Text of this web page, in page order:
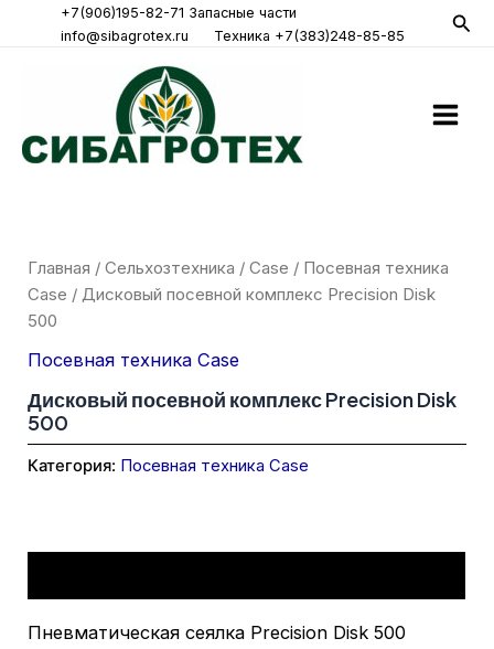
Перейти+7(906)195-82-71 Запасные части
info@sibagrotex.ru
Техника +7(383)248-85-85
Главная /Сельхозтехника /Case / Посевная техника
Case / Дисковый посевной комплекс Precision Disk
500
Посевная техника Case
Дисковый посевной комплекс Precision Disk
500
Категория: Посевная техника Case
Пневматическая сеялка Precision Disk 500